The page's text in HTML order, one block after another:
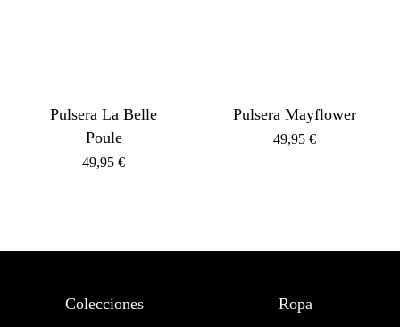
Pulsera La Belle
Poule
49,95€
Pulsera Mayflower
49,95€
Colecciones Ropa